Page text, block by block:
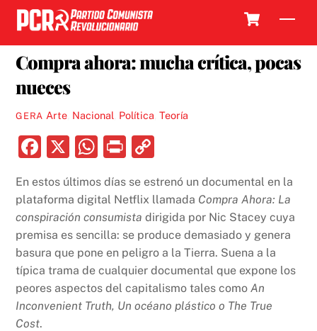
Skip
content
Compra ahora: mucha crítica, pocas
nueces
GERA Arte Nacional Política Teoría
F
c
e
b
o
o
k
X
W
at
s
A
p
p
P
nt p
y
Li
n
k
En estos últimos días se estrenó un documental en la
plataforma digital Netflix llamada Compra Ahora: La
conspiración consumista dirigida por Nic Stacey cuya
premisa es sencilla: se produce demasiado y genera
basura que pone en peligro a la Tierra. Suena a la
típica trama de cualquier documental que expone los
peores aspectos del capitalismo tales comoAn
Inconvenient Truth, Un océano plástico o The True
Cost.